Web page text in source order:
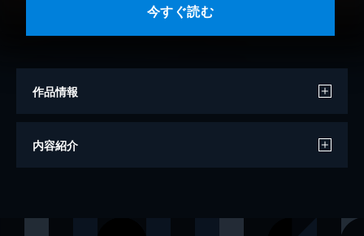
今すぐ読む
作品情報
著者
内容紹介